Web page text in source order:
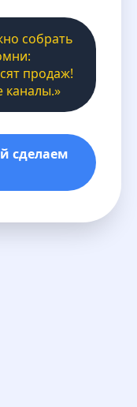
собрать
продаж!
каналы.»
сделаем